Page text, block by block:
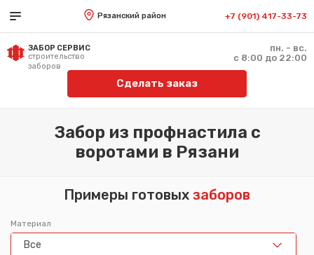
Рязанский район +7 (901) 417-33-73
ЗАБОР СЕРВИС
строительство
заборов
пн. - вс.
с 8:00 до 22:00
Сделать заказ
Забор из профнастила с
воротами в Рязани
Примеры готовых заборов
Материал
Все